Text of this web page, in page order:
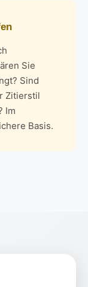
Sie
Sind
Zitierstil
Im
Basis.